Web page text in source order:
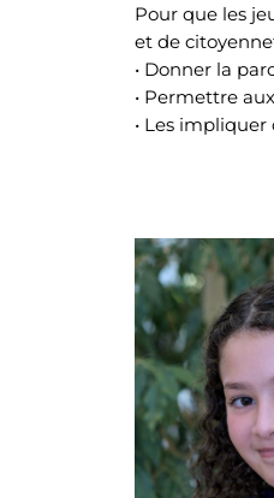
Pour que les
et de
• Donner la
• Permettre
• Les